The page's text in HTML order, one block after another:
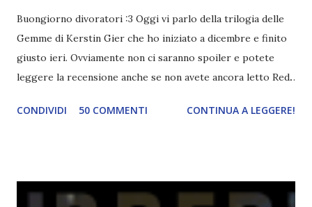
Buongiorno divoratori :3 Oggi vi parlo della trilogia delle
Gemme di Kerstin Gier che ho iniziato a dicembre e finito
giusto ieri. Ovviamente non ci saranno spoiler e potete
leggere la recensione anche se non avete ancora letto Red.
Green sono state delle letture molto piacevoli ma non
potete capire le mie aspettative! Innanzitutto, se la Gier o
CONDIVIDI 50 COMMENTI CONTINUA A LEGGERE!